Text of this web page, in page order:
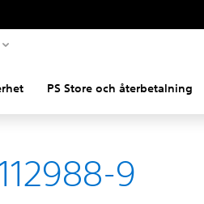
PS Store och återbetalning
9